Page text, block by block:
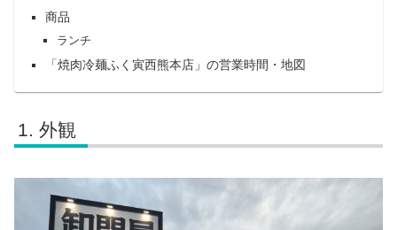
商品
ランチ
「焼肉冷麺ふく寅西熊本店」の営業時間・地図
外観